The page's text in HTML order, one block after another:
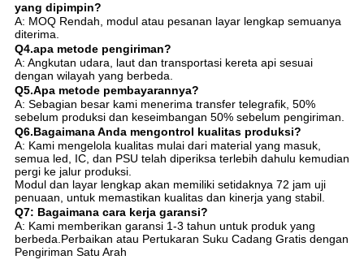
yang dipimpin?
A: MOQ Rendah, modul atau pesanan layar lengkap semuanya
diterima.
Q4.apa metode pengiriman?
A: Angkutan udara, laut dan transportasi kereta api sesuai
dengan wilayah yang berbeda.
Q5.Apa metode pembayarannya?
A: Sebagian besar kami menerima transfer telegrafik, 50%
sebelum produksi dan keseimbangan 50% sebelum pengiriman.
Q6.Bagaimana Anda mengontrol kualitas produksi?
A: Kami mengelola kualitas mulai dari material yang masuk,
semua led, IC, dan PSU telah diperiksa terlebih dahulu kemudian
pergi ke jalur produksi.
Modul dan layar lengkap akan memiliki setidaknya 72 jam uji
penuaan, untuk memastikan kualitas dan kinerja yang stabil.
Q7: Bagaimana cara kerja garansi?
A: Kami memberikan garansi 1-3 tahun untuk produk yang
berbeda.Perbaikan atau Pertukaran Suku Cadang Gratis dengan
Pengiriman Satu Arah